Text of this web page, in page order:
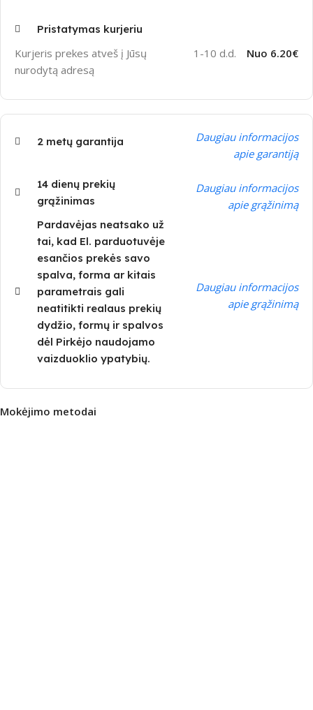
Pristatymas kurjeriu
Kurjeris prekes atveš į Jūsų
nurodytą adresą
1-10 d.d. Nuo 6.20€
2 metų garantija
Daugiau informacijos
apie garantiją
14 dienų prekių
grąžinimas
Daugiau informacijos
apie grąžinimą
Pardavėjas neatsako už
tai, kad El. parduotuvėje
esančios prekės savo
spalva, forma ar kitais
parametrais gali
neatitikti realaus prekių
dydžio, formų ir spalvos
dėl Pirkėjo naudojamo
vaizduoklio ypatybių.
Daugiau informacijos
apie grąžinimą
Mokėjimo metodai